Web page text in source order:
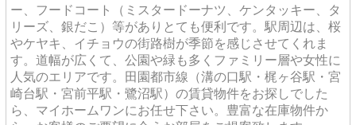
ー、フードコート（ミスタードーナツ、ケンタッキー、タ
リーズ、銀だこ）等がありとても便利です。駅周辺は、桜
やケヤキ、イチョウの街路樹が季節を感じさせてくれま
す。道幅が広くて、公園や緑も多くファミリー層や女性に
人気のエリアです。田園都市線（溝の口駅・梶ヶ谷駅・宮
崎台駅・宮前平駅・鷺沼駅）の賃貸物件をお探しでした
ら、マイホームワンにお任せ下さい。豊富な在庫物件か